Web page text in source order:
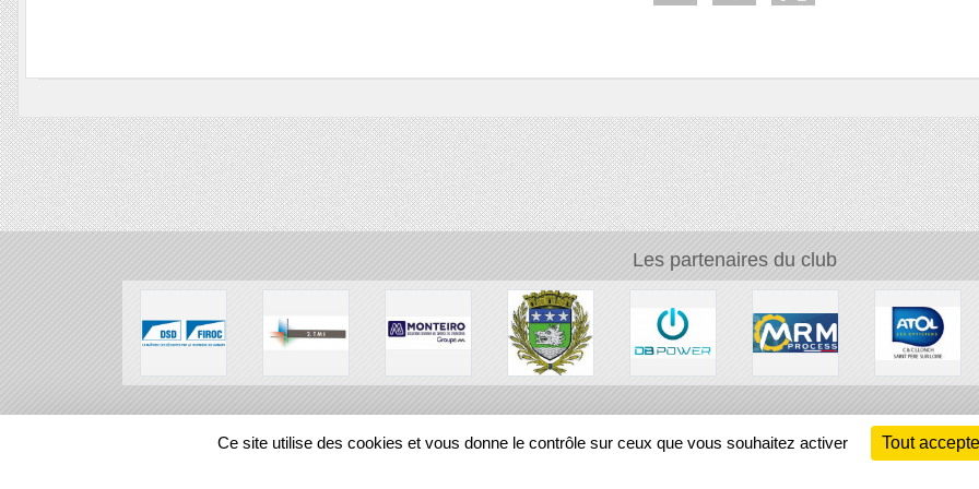
Les partenaires du club
REGIONS
Ce site utilise des cookies et vous donne le contrôle sur ceux que vous souhaitez activer Tout